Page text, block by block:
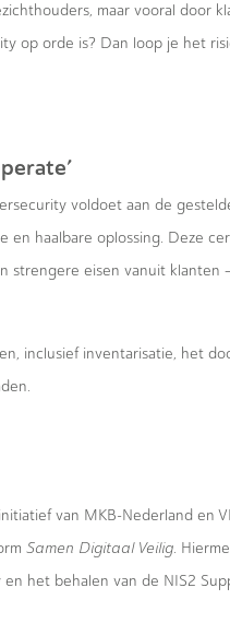
maar vooral door
op orde is? Dan loop je het
voldoet aan de
en haalbare oplossing. Deze
strengere eisen vanuit klanten
inclusief inventarisatie, het
van MKB-Nederland en
Samen Digitaal Veilig.
het behalen van de NIS2